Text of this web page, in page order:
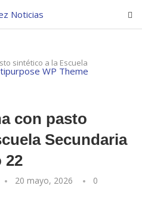
sintético a la Escuela
con pasto
Secundaria
22
20 mayo, 2026
0